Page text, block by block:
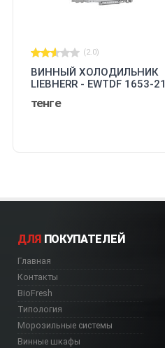
(2.0)
ВИННЫЙ ХОЛОДИЛЬНИК
LIEBHERR - EWTDF 1653-21
тенге
ДЛЯ ПОКУПАТЕЛЕЙ
Главная
Контакты
BioFresh
Типология
Морозильные системы
Винные шкафы